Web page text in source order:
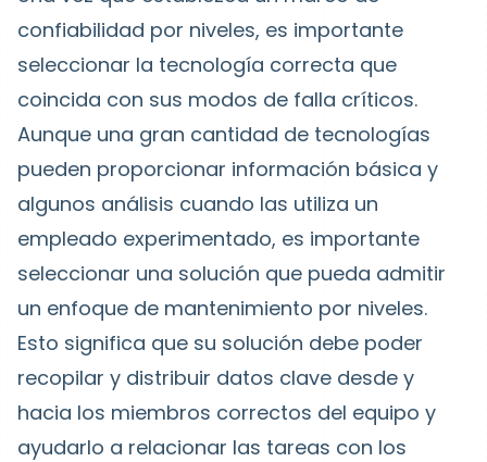
confiabilidad por niveles, es importante
seleccionar la tecnología correcta que
coincida con sus modos de falla críticos.
Aunque una gran cantidad de tecnologías
pueden proporcionar información básica y
algunos análisis cuando las utiliza un
empleado experimentado, es importante
seleccionar una solución que pueda admitir
un enfoque de mantenimiento por niveles.
Esto significa que su solución debe poder
recopilar y distribuir datos clave desde y
hacia los miembros correctos del equipo y
ayudarlo a relacionar las tareas con los